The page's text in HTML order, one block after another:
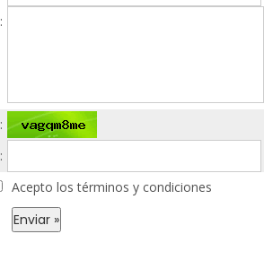
Acepto los términos y condiciones